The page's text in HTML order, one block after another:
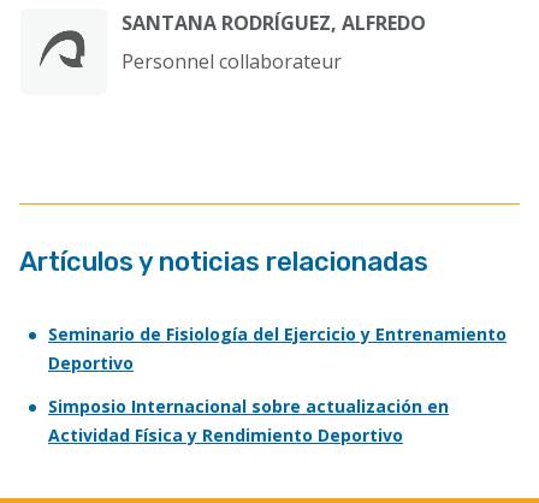
SANTANA RODRÍGUEZ, ALFREDO
Personnel collaborateur
Artículos y noticias relacionadas
Seminario de Fisiología del Ejercicio y Entrenamiento
Deportivo
Simposio Internacional sobre actualización en
Actividad Física y Rendimiento Deportivo